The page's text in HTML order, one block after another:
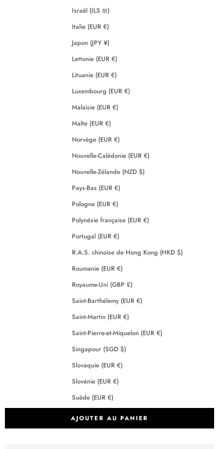
AJOUTER AU PANIER
Israël (ILS ₪)
Italie (EUR €)
Japon (JPY ¥)
Lettonie (EUR €)
Lituanie (EUR €)
Luxembourg (EUR €)
Malaisie (EUR €)
Malte (EUR €)
Norvège (EUR €)
Nouvelle-Calédonie (EUR €)
Nouvelle-Zélande (NZD $)
Pays-Bas (EUR €)
Pologne (EUR €)
Polynésie française (EUR €)
Portugal (EUR €)
R.A.S. chinoise de Hong Kong (HKD $)
Roumanie (EUR €)
Royaume-Uni (GBP £)
Saint-Barthélemy (EUR €)
Saint-Martin (EUR €)
Saint-Pierre-et-Miquelon (EUR €)
Singapour (SGD $)
Slovaquie (EUR €)
Slovénie (EUR €)
Suède (EUR €)
Suisse (CHF CHF)
Tchéquie (EUR €)